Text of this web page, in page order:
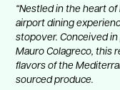
“Nestled in the heart
airport dining
stopover. Conceived
Mauro Colagreco, this
flavors of the
sourced produce.